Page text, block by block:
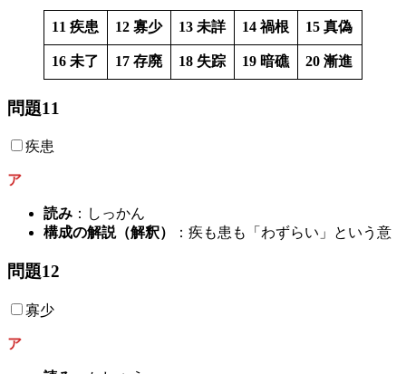
11 疾患 12 寡少 13 未詳 14 禍根 15 真偽
16 未了 17 存廃 18 失踪 19 暗礁 20 漸進
問題11
疾患
ア
読み ：しっかん
構成の解説（解釈）
：疾も患も「わずらい」という意
問題12
寡少
ア